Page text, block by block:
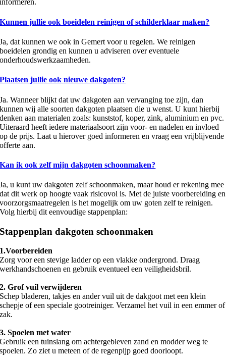
informeren.
Kunnen jullie ook boeidelen reinigen of schilderklaar maken?
Ja, dat kunnen we ook in Gemert voor u regelen. We reinigen
boeidelen grondig en kunnen u adviseren over eventuele
onderhoudswerkzaamheden.
Plaatsen jullie ook nieuwe dakgoten?
Ja. Wanneer blijkt dat uw dakgoten aan vervanging toe zijn, dan
kunnen wij alle soorten dakgoten plaatsen die u wenst. U kunt hierbij
denken aan materialen zoals: kunststof, koper, zink, aluminium en pvc.
Uiteraard heeft iedere materiaalsoort zijn voor- en nadelen en invloed
op de prijs. Laat u hierover goed informeren en vraag een vrijblijvende
offerte aan.
Kan ik ook zelf mijn dakgoten schoonmaken?
Ja, u kunt uw dakgoten zelf schoonmaken, maar houd er rekening mee
dat dit werk op hoogte vaak risicovol is. Met de juiste voorbereiding en
voorzorgsmaatregelen is het mogelijk om uw goten zelf te reinigen.
Volg hierbij dit eenvoudige stappenplan:
Stappenplan dakgoten schoonmaken
1.Voorbereiden
Zorg voor een stevige ladder op een vlakke ondergrond. Draag
werkhandschoenen en gebruik eventueel een veiligheidsbril.
2. Grof vuil verwijderen
Schep bladeren, takjes en ander vuil uit de dakgoot met een klein
schepje of een speciale gootreiniger. Verzamel het vuil in een emmer of
zak.
3. Spoelen met water
Gebruik een tuinslang om achtergebleven zand en modder weg te
spoelen. Zo ziet u meteen of de regenpijp goed doorloopt.